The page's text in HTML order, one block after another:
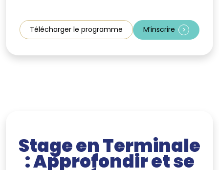
Télécharger le programme M’inscrire
Stage en Terminale
: Approfondir et se